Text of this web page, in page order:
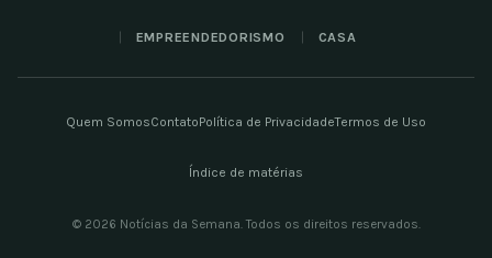
EMPREENDEDORISMO CASA
Quem SomosContatoPolítica de PrivacidadeTermos de Uso
Índice de matérias
© 2026 Notícias da Semana. Todos os direitos reservados.